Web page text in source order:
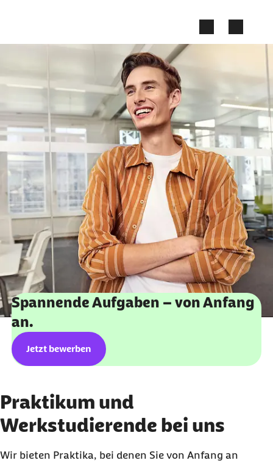
Spannende Aufgaben – von Anfang
an.
externer Link:
Jetzt bewerben
Praktikum und
Werkstudierende bei uns
Wir bieten Praktika, bei denen Sie von Anfang an